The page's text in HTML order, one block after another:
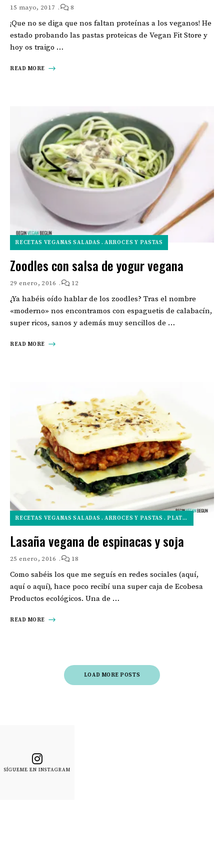
15 mayo, 2017 8
¡Que no se diga que nos faltan proteínas a los veganos! He
estado probando las pastas proteicas de Vegan Fit Store y
hoy os traigo …
READ MORE
RECETAS VEGANAS SALADAS ARROCES Y PASTAS
Zoodles con salsa de yogur vegana
29 enero, 2016 12
¿Ya habéis oído hablar de los zoodles? Tras el nombre
«moderno» nos encontramos con espaguetis de calabacín,
super ricos, sanos y además muy sencillos de …
READ MORE
RECETAS VEGANAS SALADAS ARROCES Y PASTAS PLATOS PRINCIPALES VEGANOS
Lasaña vegana de espinacas y soja
25 enero, 2016 18
Como sabéis los que me seguís en redes sociales (aquí,
aquí o aquí), hace poco recibí una super caja de Ecobesa
Productos ecológicos. Una de …
READ MORE
LOAD MORE POSTS
SÍGUEME EN INSTAGRAM